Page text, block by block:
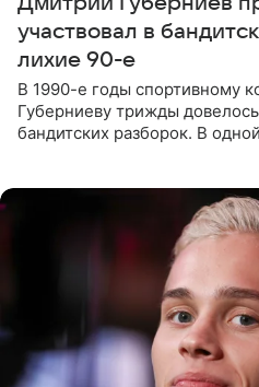
участвовал в
лихие 90-е
В 1990-е годы спортивному
Губерниеву трижды
бандитских разборок. В